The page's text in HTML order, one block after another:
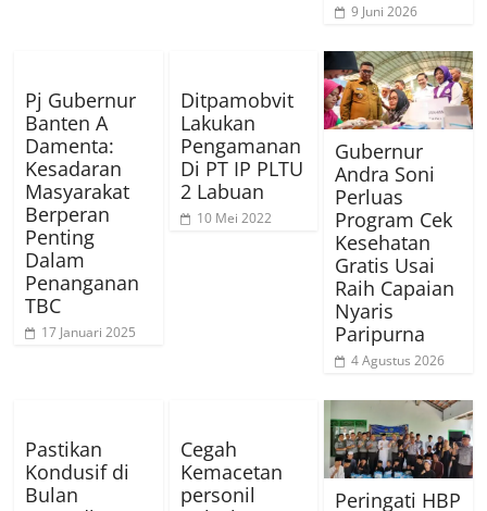
9 Juni 2026
Pj Gubernur
Banten A
Damenta:
Kesadaran
Masyarakat
Berperan
Penting
Dalam
Penanganan
TBC
17 Januari 2025
Ditpamobvit
Lakukan
Pengamanan
Di PT IP PLTU
2 Labuan
10 Mei 2022
Gubernur
Andra Soni
Perluas
Program Cek
Kesehatan
Gratis Usai
Raih Capaian
Nyaris
Paripurna
4 Agustus 2026
Pastikan
Kondusif di
Bulan
Cegah
Kemacetan
personil
Peringati HBP